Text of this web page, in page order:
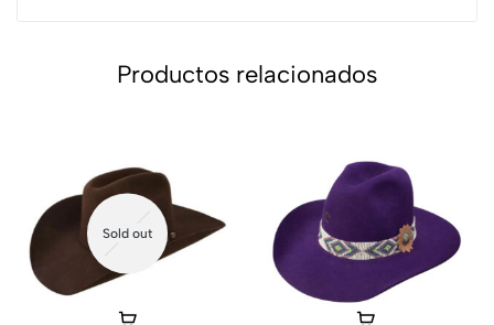
Productos relacionados
Sold out